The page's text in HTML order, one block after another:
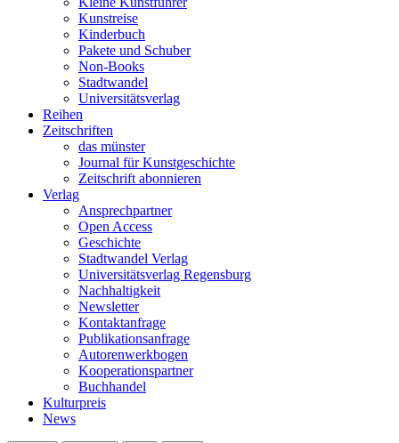
Kunstreise
Kinderbuch
Pakete und Schuber
Non-Books
Stadtwandel
Universitätsverlag
Reihen
Zeitschriften
das münster
Journal für Kunstgeschichte
Zeitschrift abonnieren
Verlag
Ansprechpartner
Open Access
Geschichte
Stadtwandel Verlag
Universitätsverlag Regensburg
Nachhaltigkeit
Newsletter
Kontaktanfrage
Publikationsanfrage
Autorenwerkbogen
Kooperationspartner
Buchhandel
Kulturpreis
News